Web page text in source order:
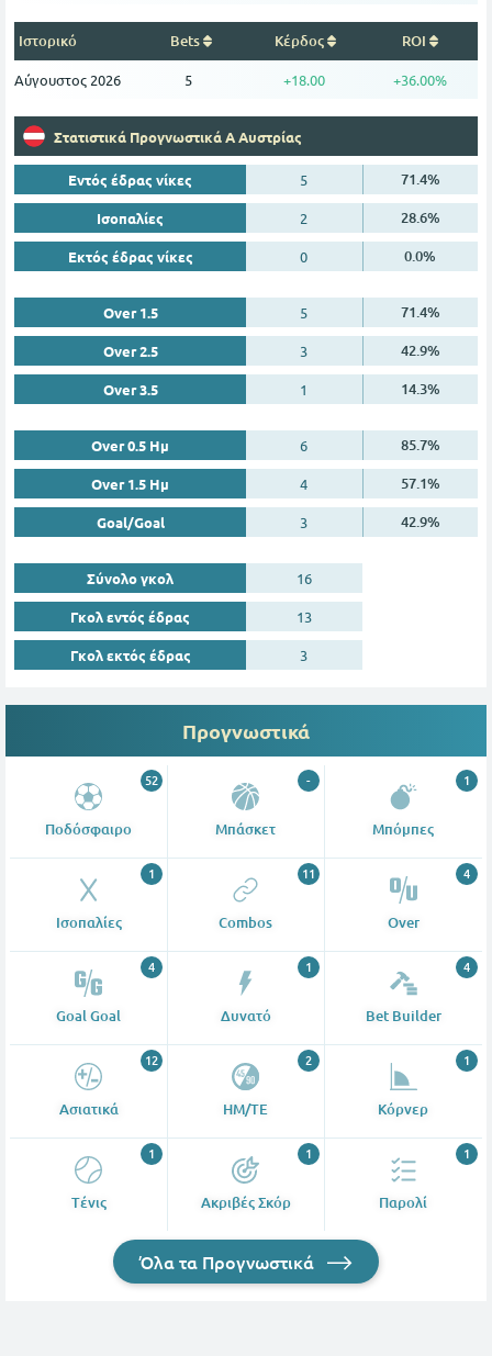
Ιστορικό Bets Κέρδος ROI
Αύγουστος 2026 5 +18.00 +36.00%
Στατιστικά Προγνωστικά Α Αυστρίας
Εντός έδρας νίκες 5 71.4%
Ισοπαλίες 2 28.6%
Εκτός έδρας νίκες 0 0.0%
Over 1.5 5 71.4%
Over 2.5 3 42.9%
Over 3.5 1 14.3%
Over 0.5 Ημ 6 85.7%
Over 1.5 Ημ 4 57.1%
Goal/Goal 3 42.9%
Σύνολο γκολ 16
Γκολ εντός έδρας 13
Γκολ εκτός έδρας 3
Προγνωστικά
Ποδόσφαιρο
52
Μπάσκετ
-
Μπόμπες
1
Ισοπαλίες
1
Combos
11
Over
4
Goal Goal
4
Δυνατό
1
Bet Builder
4
Ασιατικά
12
ΗΜ/ΤΕ
2
Κόρνερ
1
Tένις
1
Ακριβές Σκόρ
1
Παρολί
1
Όλα τα Προγνωστικά